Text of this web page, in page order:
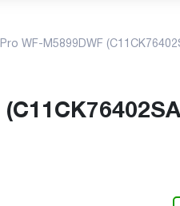
WF-M5899DWF